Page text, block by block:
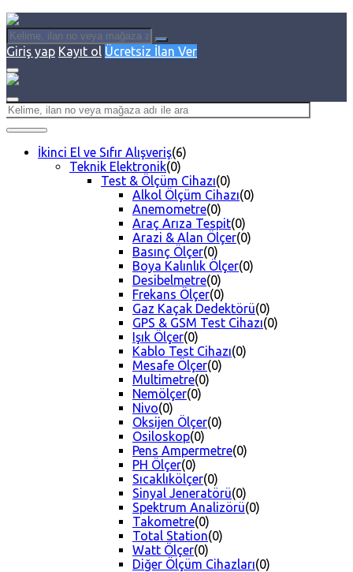
Giriş yap Kayıt ol Ücretsiz İlan Ver
İkinci El ve Sıfır Alışveriş(6)
Teknik Elektronik(0)
Test & Ölçüm Cihazı(0)
Alkol Ölçüm Cihazı(0)
Anemometre(0)
Araç Arıza Tespit(0)
Arazi & Alan Ölçer(0)
Basınç Ölçer(0)
Boya Kalınlık Ölçer(0)
Desibelmetre(0)
Frekans Ölçer(0)
Gaz Kaçak Dedektörü(0)
GPS & GSM Test Cihazı(0)
Işık Ölçer(0)
Kablo Test Cihazı(0)
Mesafe Ölçer(0)
Multimetre(0)
Nemölçer(0)
Nivo(0)
Oksijen Ölçer(0)
Osiloskop(0)
Pens Ampermetre(0)
PH Ölçer(0)
Sıcaklıkölçer(0)
Sinyal Jeneratörü(0)
Spektrum Analizörü(0)
Takometre(0)
Total Station(0)
Watt Ölçer(0)
Diğer Ölçüm Cihazları(0)